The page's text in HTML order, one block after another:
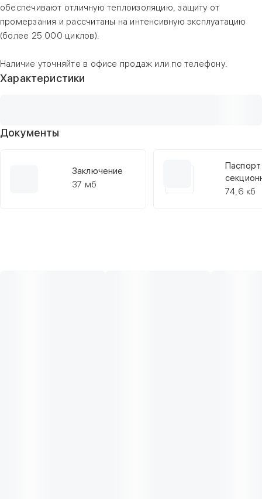
обеспечивают отличную теплоизоляцию, защиту от
промерзания и рассчитаны на интенсивную эксплуатацию
(более 25 000 циклов).
Наличие уточняйте в офисе продаж или по телефону.
Характеристики
Документы
Заключение
37 мб
RSD02
74,6 кб